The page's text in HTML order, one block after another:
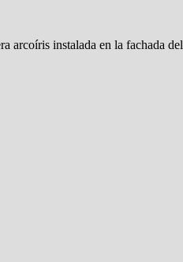
arcoíris instalada en la